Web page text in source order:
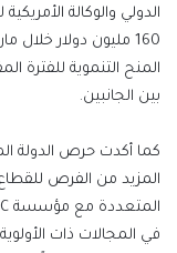
160 مليون دولار
المنح التنموية للفترة
بين الجانبين.
كما أكدت حرص الدولة
المزيد من الفرص
في المجالات ذات